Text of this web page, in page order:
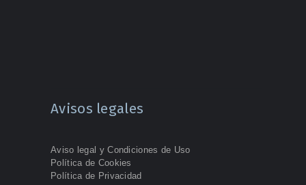
Avisos legales
Aviso legal y Condiciones de Uso
Política de Cookies
Política de Privacidad